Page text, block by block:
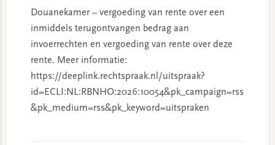
Douanekamer – vergoeding van rente over een
inmiddels terugontvangen bedrag aan
invoerrechten en vergoeding van rente over deze
rente. Meer informatie:
https://deeplink.rechtspraak.nl/uitspraak?
id=ECLI:NL:RBNHO:2026:10054&pk_campaign=rss
&pk_medium=rss&pk_keyword=uitspraken